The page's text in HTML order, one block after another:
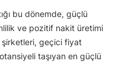
bu dönemde, güçlü
ve pozitif nakit üretimi
geçici fiyat
taşıyan en güçlü